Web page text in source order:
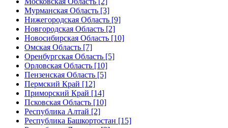
Мурманская Область [3]
Нижегородская Область [9]
Новгородская Область [2]
Новосибирская Область [10]
Омская Область [7]
Оренбургская Область [5]
Орловская Область [10]
Пензенская Область [5]
Пермский Край [12]
Приморский Край [14]
Псковская Область [10]
Республика Алтай [2]
Республика Башкортостан [15]